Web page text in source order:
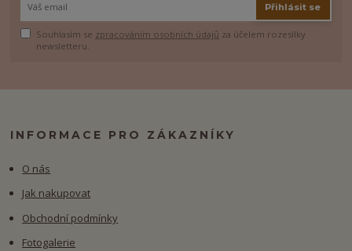
Přihlásit se
Souhlasím se zpracováním osobních údajů za účelem rozesílky
newsletteru.
INFORMACE PRO ZÁKAZNÍKY
O nás
Jak nakupovat
Obchodní podmínky
Fotogalerie